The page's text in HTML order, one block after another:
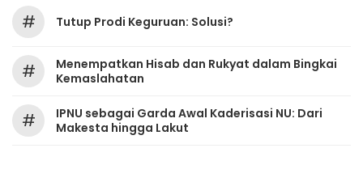
# Tutup Prodi Keguruan: Solusi?
#
Menempatkan Hisab dan Rukyat dalam Bingkai
Kemaslahatan
#
IPNU sebagai Garda Awal Kaderisasi NU: Dari
Makesta hingga Lakut